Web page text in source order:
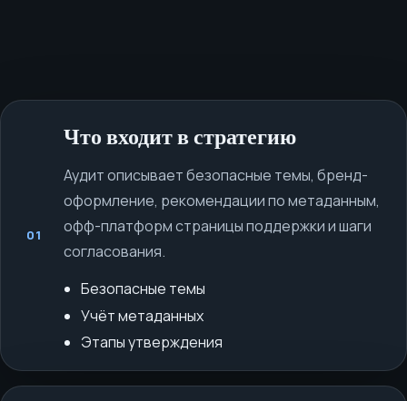
01
Что входит в стратегию
Аудит описывает безопасные темы, бренд-
оформление, рекомендации по метаданным,
офф-платформ страницы поддержки и шаги
согласования.
Безопасные темы
Учёт метаданных
Этапы утверждения